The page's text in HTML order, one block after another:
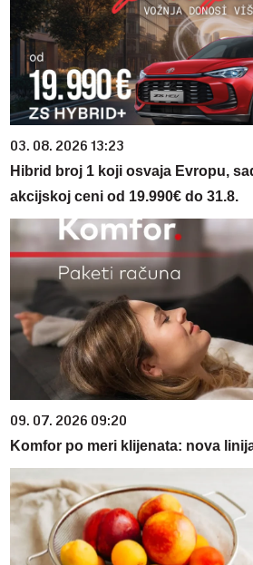
03. 08. 2026 13:23
Hibrid broj 1 koji osvaja Evropu,
akcijskoj ceni od 19.990€ do 31.8.
09. 07. 2026 09:20
Komfor po meri klijenata: nova